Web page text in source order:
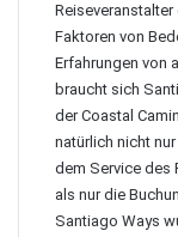
Faktoren von
Erfahrungen von
braucht sich
derCoastal
natürlich nicht
dem Service des
als nur die
Santiago Ways